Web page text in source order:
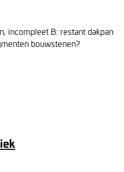
incompleet B: restant dakpan
bouwstenen?